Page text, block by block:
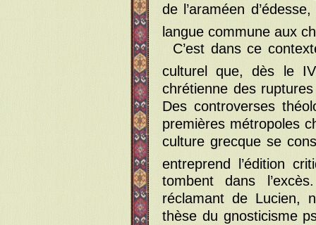
de l’araméen
langue commune aux
C’est dans ce
culturel que, dès le IV
chrétienne des
Des controverses
premières métropoles
culture grecque se
entreprend l’édition
tombent dans
réclamant de Lucien,
thèse du gnosticisme